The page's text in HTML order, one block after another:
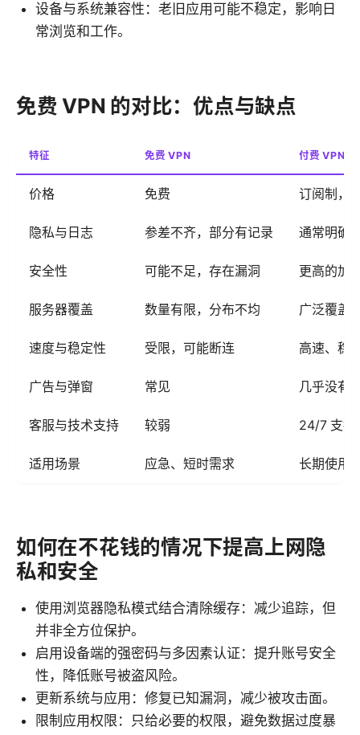
设备与系统兼容性：老旧应用可能不稳定，影响日
常浏览和工作。
免费 VPN 的对比：优点与缺点
特征 免费 VPN 付费 VPN
价格 免费 订阅制，
隐私与日志 参差不齐，部分有记录 通常明确“
安全性 可能不足，存在漏洞 更高的加
服务器覆盖 数量有限，分布不均 广泛覆盖
速度与稳定性 受限，可能断连 高速、稳
广告与弹窗 常见 几乎没有
客服与技术支持 较弱 24/7 支持
适用场景 应急、短时需求 长期使用
如何在不花钱的情况下提高上网隐
私和安全
使用浏览器隐私模式结合清除缓存：减少追踪，但
并非全方位保护。
启用设备端的强密码与多因素认证：提升账号安全
性，降低账号被盗风险。
更新系统与应用：修复已知漏洞，减少被攻击面。
限制应用权限：只给必要的权限，避免数据过度暴